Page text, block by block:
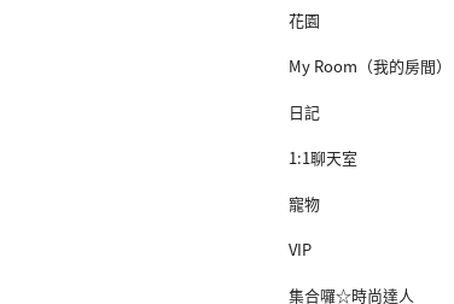
花園
My Room（我的房間）
日記
1:1聊天室
寵物
VIP
集合囉☆時尚達人